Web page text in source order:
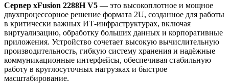
Сервер xFusion 2288H V5 — это высокоплотное и мощное
двухпроцессорное решение формата 2U, созданное для работы
в критически важных ИТ-инфраструктурах, включая
виртуализацию, обработку больших данных и корпоративные
приложения. Устройство сочетает высокую вычислительную
производительность, гибкую систему хранения и надёжные
коммуникационные интерфейсы, обеспечивая стабильную
работу в круглосуточных нагрузках и быстрое
масштабирование.